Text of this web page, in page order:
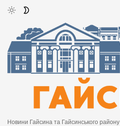
Новини Гайсина та Гайсинського району